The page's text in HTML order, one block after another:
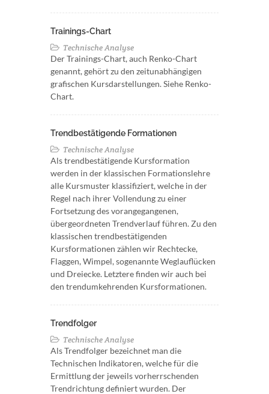
Trainings-Chart
Technische Analyse
Der Trainings-Chart, auch Renko-Chart
genannt, gehört zu den zeitunabhängigen
grafischen Kursdarstellungen. Siehe Renko-
Chart.
Trendbestätigende Formationen
Technische Analyse
Als trendbestätigende Kursformation
werden in der klassischen Formationslehre
alle Kursmuster klassifiziert, welche in der
Regel nach ihrer Vollendung zu einer
Fortsetzung des vorangegangenen,
übergeordneten Trendverlauf führen. Zu den
klassischen trendbestätigenden
Kursformationen zählen wir Rechtecke,
Flaggen, Wimpel, sogenannte Weglauflücken
und Dreiecke. Letztere finden wir auch bei
den trendumkehrenden Kursformationen.
Trendfolger
Technische Analyse
Als Trendfolger bezeichnet man die
Technischen Indikatoren, welche für die
Ermittlung der jeweils vorherrschenden
Trendrichtung definiert wurden. Der